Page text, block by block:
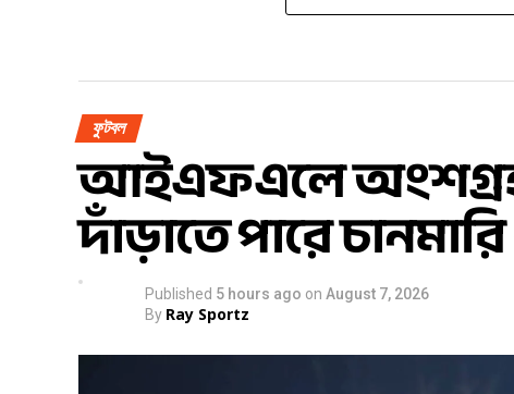
ফুটবল
আইএফএলে
দাঁড়াতে পারে
Published 5 hours ago on August 7, 2026
By Ray Sportz